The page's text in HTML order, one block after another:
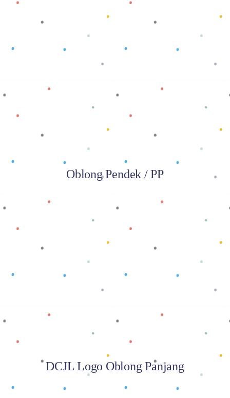
Oblong Pendek / PP
DCJL Logo Oblong Panjang